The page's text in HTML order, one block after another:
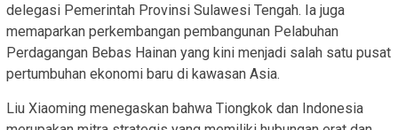
delegasi Pemerintah Provinsi Sulawesi Tengah. Ia juga
memaparkan perkembangan pembangunan Pelabuhan
Perdagangan Bebas Hainan yang kini menjadi salah satu pusat
pertumbuhan ekonomi baru di kawasan Asia.
Liu Xiaoming menegaskan bahwa Tiongkok dan Indonesia